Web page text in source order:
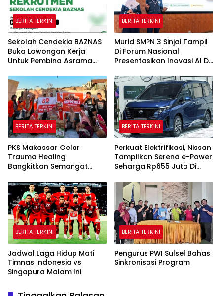
BERITA TERKINI
Sekolah Cendekia BAZNAS
Buka Lowongan Kerja
Untuk Pembina Asrama
BERITA TERKINI
Murid SMPN 3 Sinjai Tampil
Di Forum Nasional
Presentasikan Inovasi AI Di
BERITA TERKINI
PKS Makassar Gelar
Trauma Healing
Bangkitkan Semangat
BERITA TERKINI
Perkuat Elektrifikasi, Nissan
Tampilkan Serena e-Power
Seharga Rp655 Juta Di
BERITA TERKINI
Jadwal Laga Hidup Mati
Timnas Indonesia vs
Singapura Malam Ini
BERITA TERKINI
Pengurus PWI Sulsel Bahas
Sinkronisasi Program